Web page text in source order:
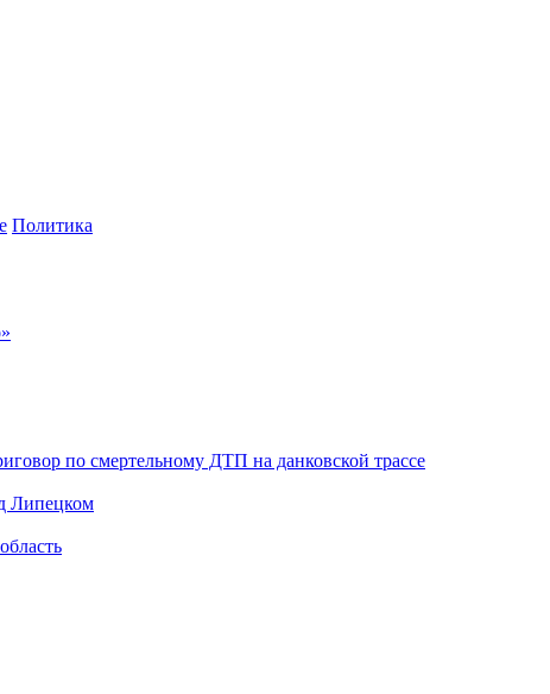
Политика
по смертельному ДТП на данковской трассе
Липецком